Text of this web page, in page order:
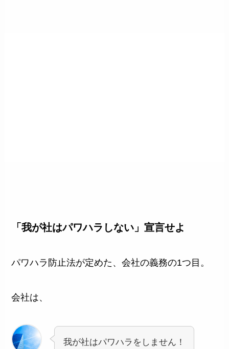
「我が社はパワハラしない」宣言せよ
パワハラ防止法が定めた、会社の義務の1つ目。
会社は、
我が社はパワハラをしません！